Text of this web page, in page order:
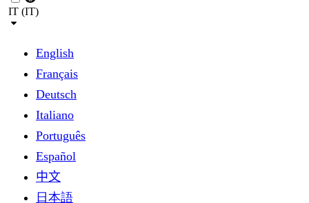
IT (IT)
English
Français
Deutsch
Italiano
Português
Español
中文
日本語